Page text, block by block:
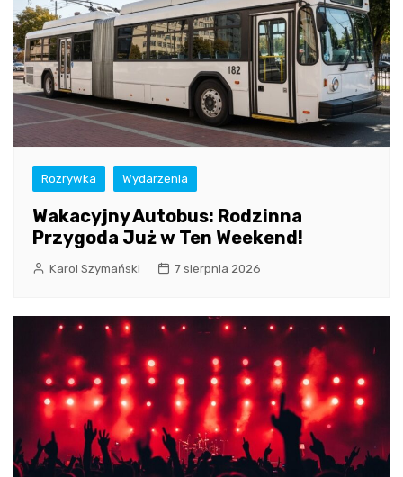
Rozrywka Wydarzenia
Wakacyjny Autobus: Rodzinna
Przygoda Już w Ten Weekend!
Karol Szymański 7 sierpnia 2026